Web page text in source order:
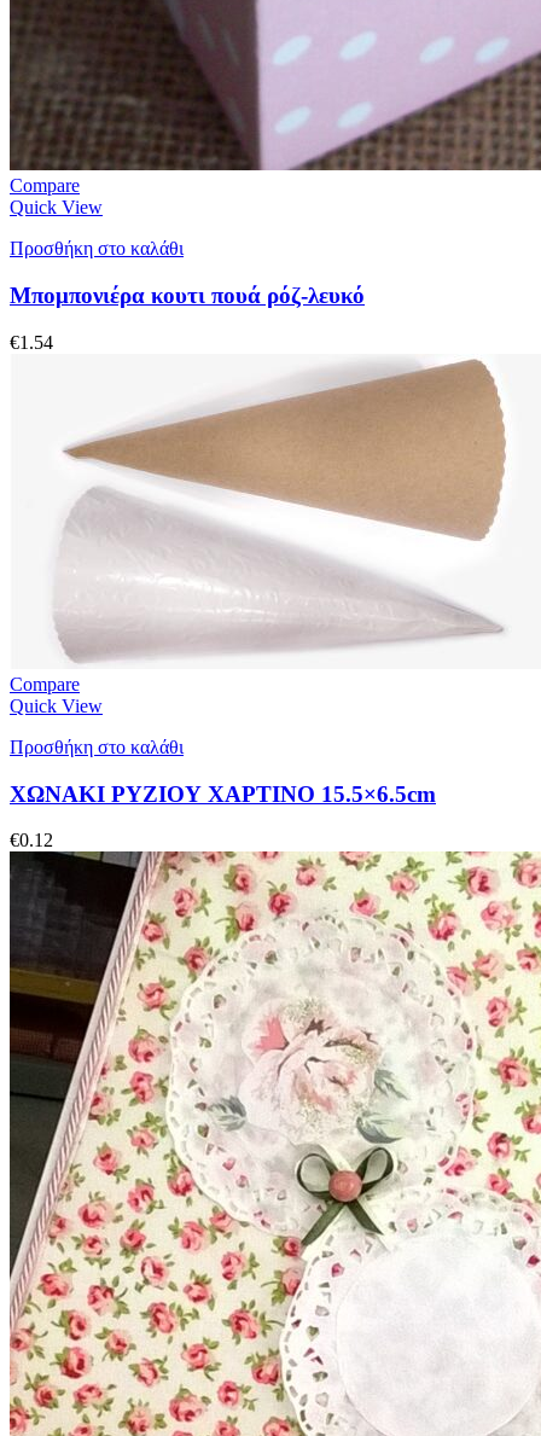
Compare
Quick View
Προσθήκη στο καλάθι
Μπομπονιέρα κουτι πουά ρόζ-λευκό
€1.54
Compare
Quick View
Προσθήκη στο καλάθι
ΧΩΝΑΚΙ ΡΥΖΙΟΥ ΧΑΡΤΙΝΟ 15.5×6.5cm
€0.12